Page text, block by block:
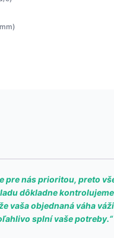
pre nás prioritou, preto
dôkladne
vaša objednaná váha
splní vaše potreby.“